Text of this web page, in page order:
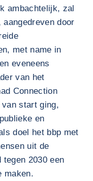
ambachtelijk, zal
door
met name in
eveneens
van het
Connection
van start ging,
en
doel het bbp met
uit de
tegen 2030 een
maken.